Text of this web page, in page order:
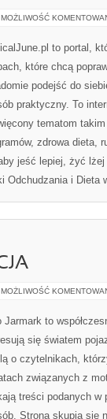
MOŻLIWOŚĆ
to portal,
które chcą
podejść do
praktyczny. To
tematom
zdrowa dieta,
jeść lepiej, żyć
Odchudzania i
MOŻLIWOŚĆ
Jarmark to
się światem
o czytelnikach,
związanych z
treści podanych w
Strona skupia się